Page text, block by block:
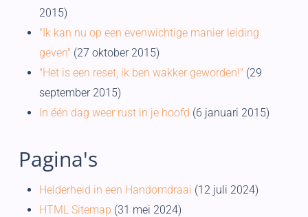
2015)
"Ik kan nu op een evenwichtige manier leiding
geven" (27 oktober 2015)
"Het is een reset, ik ben wakker geworden!" (29
september 2015)
In één dag weer rust in je hoofd (6 januari 2015)
Pagina's
Helderheid in een Handomdraai (12 juli 2024)
HTML Sitemap (31 mei 2024)